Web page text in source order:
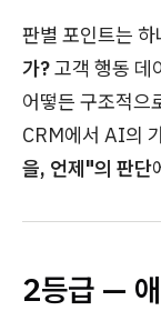
판별 포인트는 하
가?고객 행동 데
어떻든 구조적으
CRM에서 AI의
을, 언제"의 판단
2등급 —